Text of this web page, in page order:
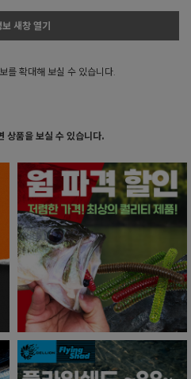
보 새창 열기
를 확대해 보실 수 있습니다.
상품을 보실 수 있습니다.